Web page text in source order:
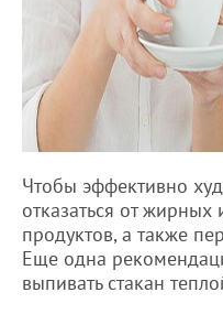
Чтобы эффективно
отказаться от
продуктов, а также
Еще одна
выпивать стакан